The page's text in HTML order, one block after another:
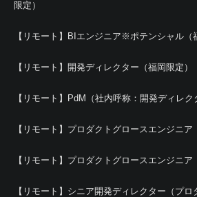
限定）
【リモート】BIエンジニア※ポテンシャル（
【リモート】開発ディレクター（福岡限定）
【リモート】PdM（社内呼称：開発ディレ
【リモート】プロダクトグロースエンジニア
【リモート】プロダクトグロースエンジニア
【リモート】シニア開発ディレクター（プ